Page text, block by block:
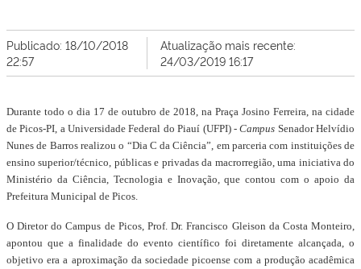
Publicado: 18/10/2018
22:57
Atualização mais recente:
24/03/2019 16:17
Durante todo o dia 17 de outubro de 2018, na Praça Josino Ferreira, na cidade
de Picos-PI, a Universidade Federal do Piauí (UFPI) -Campus Senador Helvídio
Nunes de Barros realizou o “Dia C da Ciência”, em parceria com instituições de
ensino superior/técnico, públicas e privadas da macrorregião, uma iniciativa do
Ministério da Ciência, Tecnologia e Inovação, que contou com o apoio da
Prefeitura Municipal de Picos.
O Diretor do Campus de Picos, Prof. Dr. Francisco Gleison da Costa Monteiro,
apontou que a finalidade do evento científico foi diretamente alcançada, o
objetivo era a aproximação da sociedade picoense com a produção acadêmica